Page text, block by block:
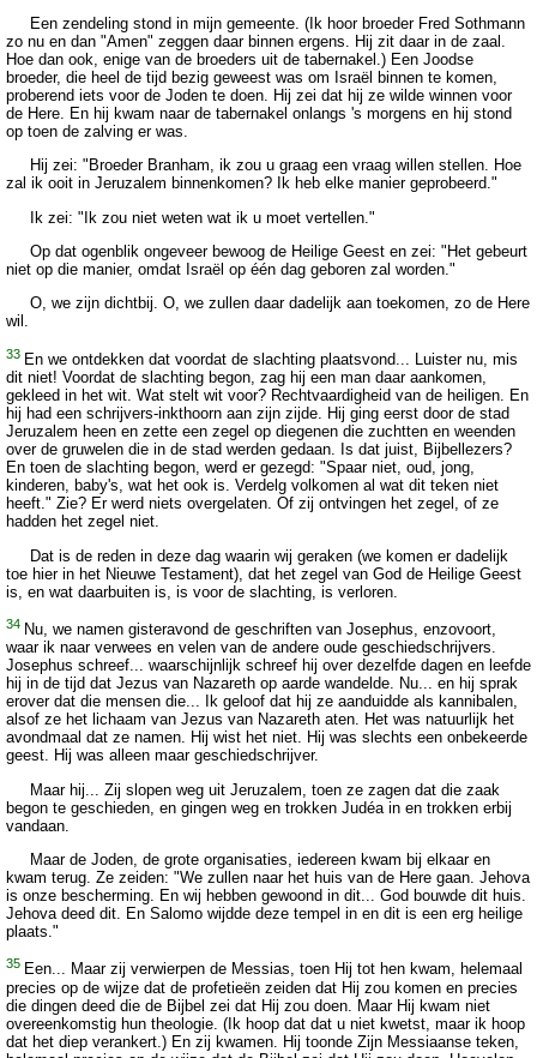
Een zendeling stond in mijn gemeente. (Ik hoor broeder Fred Sothmann
zo nu en dan "Amen" zeggen daar binnen ergens. Hij zit daar in de zaal.
Hoe dan ook, enige van de broeders uit de tabernakel.) Een Joodse
broeder, die heel de tijd bezig geweest was om Israël binnen te komen,
proberend iets voor de Joden te doen. Hij zei dat hij ze wilde winnen voor
de Here. En hij kwam naar de tabernakel onlangs 's morgens en hij stond
op toen de zalving er was.
Hij zei: "Broeder Branham, ik zou u graag een vraag willen stellen. Hoe
zal ik ooit in Jeruzalem binnenkomen? Ik heb elke manier geprobeerd."
Ik zei: "Ik zou niet weten wat ik u moet vertellen."
Op dat ogenblik ongeveer bewoog de Heilige Geest en zei: "Het gebeurt
niet op die manier, omdat Israël op één dag geboren zal worden."
O, we zijn dichtbij. O, we zullen daar dadelijk aan toekomen, zo de Here
wil.
33 En we ontdekken dat voordat de slachting plaatsvond... Luister nu, mis
dit niet! Voordat de slachting begon, zag hij een man daar aankomen,
gekleed in het wit. Wat stelt wit voor? Rechtvaardigheid van de heiligen. En
hij had een schrijvers-inkthoorn aan zijn zijde. Hij ging eerst door de stad
Jeruzalem heen en zette een zegel op diegenen die zuchtten en weenden
over de gruwelen die in de stad werden gedaan. Is dat juist, Bijbellezers?
En toen de slachting begon, werd er gezegd: "Spaar niet, oud, jong,
kinderen, baby's, wat het ook is. Verdelg volkomen al wat dit teken niet
heeft." Zie? Er werd niets overgelaten. Of zij ontvingen het zegel, of ze
hadden het zegel niet.
Dat is de reden in deze dag waarin wij geraken (we komen er dadelijk
toe hier in het Nieuwe Testament), dat het zegel van God de Heilige Geest
is, en wat daarbuiten is, is voor de slachting, is verloren.
34 Nu, we namen gisteravond de geschriften van Josephus, enzovoort,
waar ik naar verwees en velen van de andere oude geschiedschrijvers.
Josephus schreef... waarschijnlijk schreef hij over dezelfde dagen en leefde
hij in de tijd dat Jezus van Nazareth op aarde wandelde. Nu... en hij sprak
erover dat die mensen die... Ik geloof dat hij ze aanduidde als kannibalen,
alsof ze het lichaam van Jezus van Nazareth aten. Het was natuurlijk het
avondmaal dat ze namen. Hij wist het niet. Hij was slechts een onbekeerde
geest. Hij was alleen maar geschiedschrijver.
Maar hij... Zij slopen weg uit Jeruzalem, toen ze zagen dat die zaak
begon te geschieden, en gingen weg en trokken Judéa in en trokken erbij
vandaan.
Maar de Joden, de grote organisaties, iedereen kwam bij elkaar en
kwam terug. Ze zeiden: "We zullen naar het huis van de Here gaan. Jehova
is onze bescherming. En wij hebben gewoond in dit... God bouwde dit huis.
Jehova deed dit. En Salomo wijdde deze tempel in en dit is een erg heilige
plaats."
35 Een... Maar zij verwierpen de Messias, toen Hij tot hen kwam, helemaal
precies op de wijze dat de profetieën zeiden dat Hij zou komen en precies
die dingen deed die de Bijbel zei dat Hij zou doen. Maar Hij kwam niet
overeenkomstig hun theologie. (Ik hoop dat dat u niet kwetst, maar ik hoop
dat het diep verankert.) En zij kwamen. Hij toonde Zijn Messiaanse teken,